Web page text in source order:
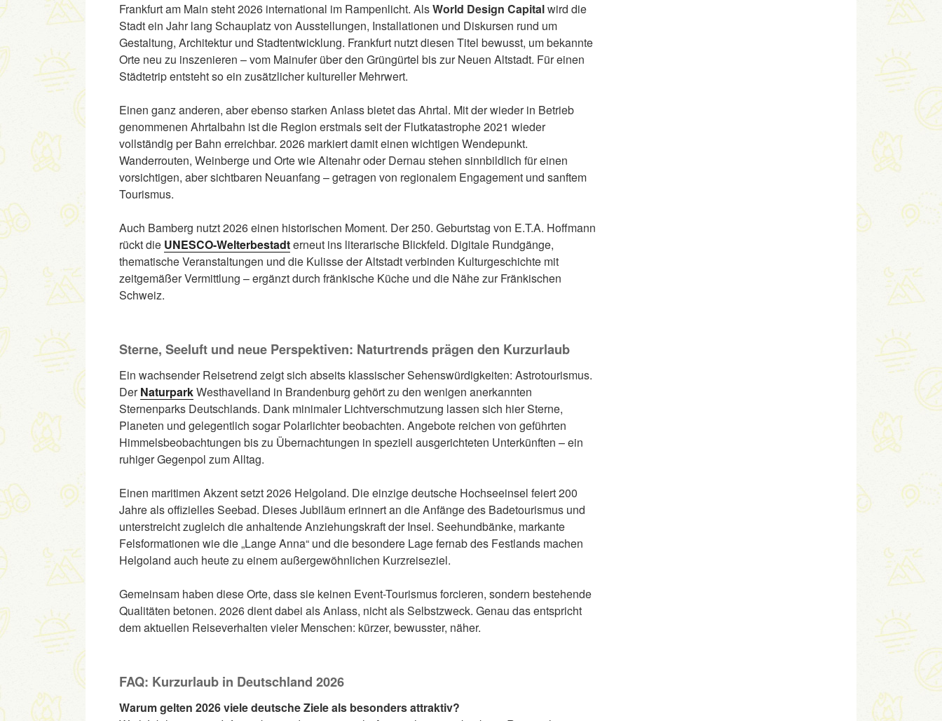
Frankfurt am Main steht 2026 international im Rampenlicht. AlsWorld Design Capitalwird die
Stadt ein Jahr lang Schauplatz von Ausstellungen, Installationen und Diskursen rund um
Gestaltung, Architektur und Stadtentwicklung. Frankfurt nutzt diesen Titel bewusst, um bekannte
Orte neu zu inszenieren – vom Mainufer über den Grüngürtel bis zur Neuen Altstadt. Für einen
Städtetrip entsteht so ein zusätzlicher kultureller Mehrwert.
Einen ganz anderen, aber ebenso starken Anlass bietet das Ahrtal. Mit der wieder in Betrieb
genommenen Ahrtalbahn ist die Region erstmals seit der Flutkatastrophe 2021 wieder
vollständig per Bahn erreichbar. 2026 markiert damit einen wichtigen Wendepunkt.
Wanderrouten, Weinberge und Orte wie Altenahr oder Dernau stehen sinnbildlich für einen
vorsichtigen, aber sichtbaren Neuanfang – getragen von regionalem Engagement und sanftem
Tourismus.
Auch Bamberg nutzt 2026 einen historischen Moment. Der 250. Geburtstag von E.T.A. Hoffmann
rückt die UNESCO-Welterbestadterneut ins literarische Blickfeld. Digitale Rundgänge,
thematische Veranstaltungen und die Kulisse der Altstadt verbinden Kulturgeschichte mit
zeitgemäßer Vermittlung – ergänzt durch fränkische Küche und die Nähe zur Fränkischen
Schweiz.
Sterne, Seeluft und neue Perspektiven: Naturtrends prägen den Kurzurlaub
Ein wachsender Reisetrend zeigt sich abseits klassischer Sehenswürdigkeiten: Astrotourismus.
DerNaturparkWesthavelland in Brandenburg gehört zu den wenigen anerkannten
Sternenparks Deutschlands. Dank minimaler Lichtverschmutzung lassen sich hier Sterne,
Planeten und gelegentlich sogar Polarlichter beobachten. Angebote reichen von geführten
Himmelsbeobachtungen bis zu Übernachtungen in speziell ausgerichteten Unterkünften – ein
ruhiger Gegenpol zum Alltag.
Einen maritimen Akzent setzt 2026 Helgoland. Die einzige deutsche Hochseeinsel feiert 200
Jahre als offizielles Seebad. Dieses Jubiläum erinnert an die Anfänge des Badetourismus und
unterstreicht zugleich die anhaltende Anziehungskraft der Insel. Seehundbänke, markante
Felsformationen wie die „Lange Anna“ und die besondere Lage fernab des Festlands machen
Helgoland auch heute zu einem außergewöhnlichen Kurzreiseziel.
Gemeinsam haben diese Orte, dass sie keinen Event-Tourismus forcieren, sondern bestehende
Qualitäten betonen. 2026 dient dabei als Anlass, nicht als Selbstzweck. Genau das entspricht
dem aktuellen Reiseverhalten vieler Menschen: kürzer, bewusster, näher.
FAQ: Kurzurlaub in Deutschland 2026
Warum gelten 2026 viele deutsche Ziele als besonders attraktiv?